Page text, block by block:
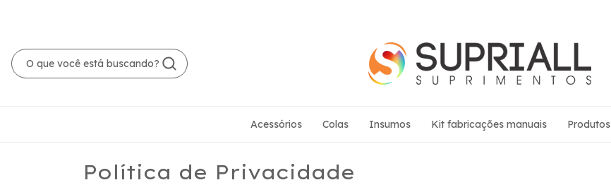
Acessórios Colas Insumos Kit fabricações manuais Produtos
Política de Privacidade